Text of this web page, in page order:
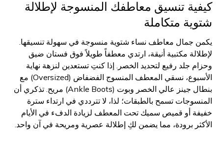
كيفية تنسيق معاطفك المنسوجة لإطلالة
شتوية متكاملة
يكمن جمال معاطف نساء شتوية منسوجة في سهولة تنسيقها.
لإطلالة مكتبية أنيقة، ارتدي معطفاً طويلاً فوق فستان ضيق
وحزام جلد رفيع لتحديد الخصر. إذا كنتِ تستعدين لنزهة نهاية
الأسبوع، نسقي المعطف المنسوج الفضفاض (Oversized) مع
بنطال جينز عالي الخصر وبوت (Ankle Boots) مريح. تذكري أن
المنسوجات تسمح بالطبقات؛ لذا، لا تترددي في ارتداء سترة
خفيفة أو قميص سميك تحت المعطف لزيادة الدفء في الأيام
الأكثر برودة، مما يضمن لكِ إطلالة عصرية ومريحة في آن واحد.